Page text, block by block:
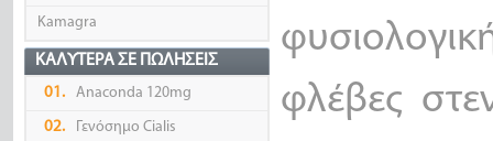
Kamagra
ΚΑΛΎΤΕΡΑ ΣΕ ΠΩΛΉΣΕΙΣ
01. Anaconda 120mg
02. Γενόσημο Cialis
φλέβες